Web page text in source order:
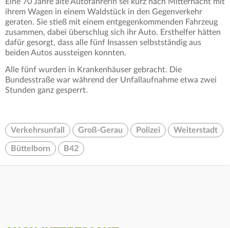
ihrem Wagen in einem Waldstück in den Gegenverkehr
geraten. Sie stieß mit einem entgegenkommenden Fahrzeug
zusammen, dabei überschlug sich ihr Auto. Ersthelfer hätten
dafür gesorgt, dass alle fünf Insassen selbstständig aus
beiden Autos aussteigen konnten.
Alle fünf wurden in Krankenhäuser gebracht. Die
Bundesstraße war während der Unfallaufnahme etwa zwei
Stunden ganz gesperrt.
Verkehrsunfall Groß-Gerau Polizei Weiterstadt
Büttelborn B42